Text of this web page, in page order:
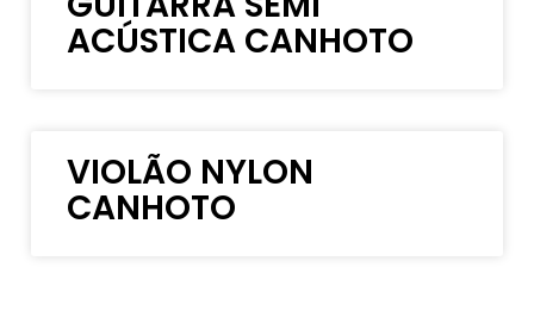
ACÚSTICA CANHOTO
VIOLÃO NYLON
CANHOTO